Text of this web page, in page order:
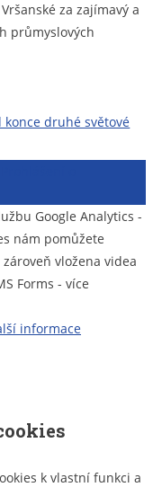
za zajímavý a
průmyslových
druhé světové
Google Analytics -
nám pomůžete
vložena videa
Forms - více
informace
k vlastní funkci a